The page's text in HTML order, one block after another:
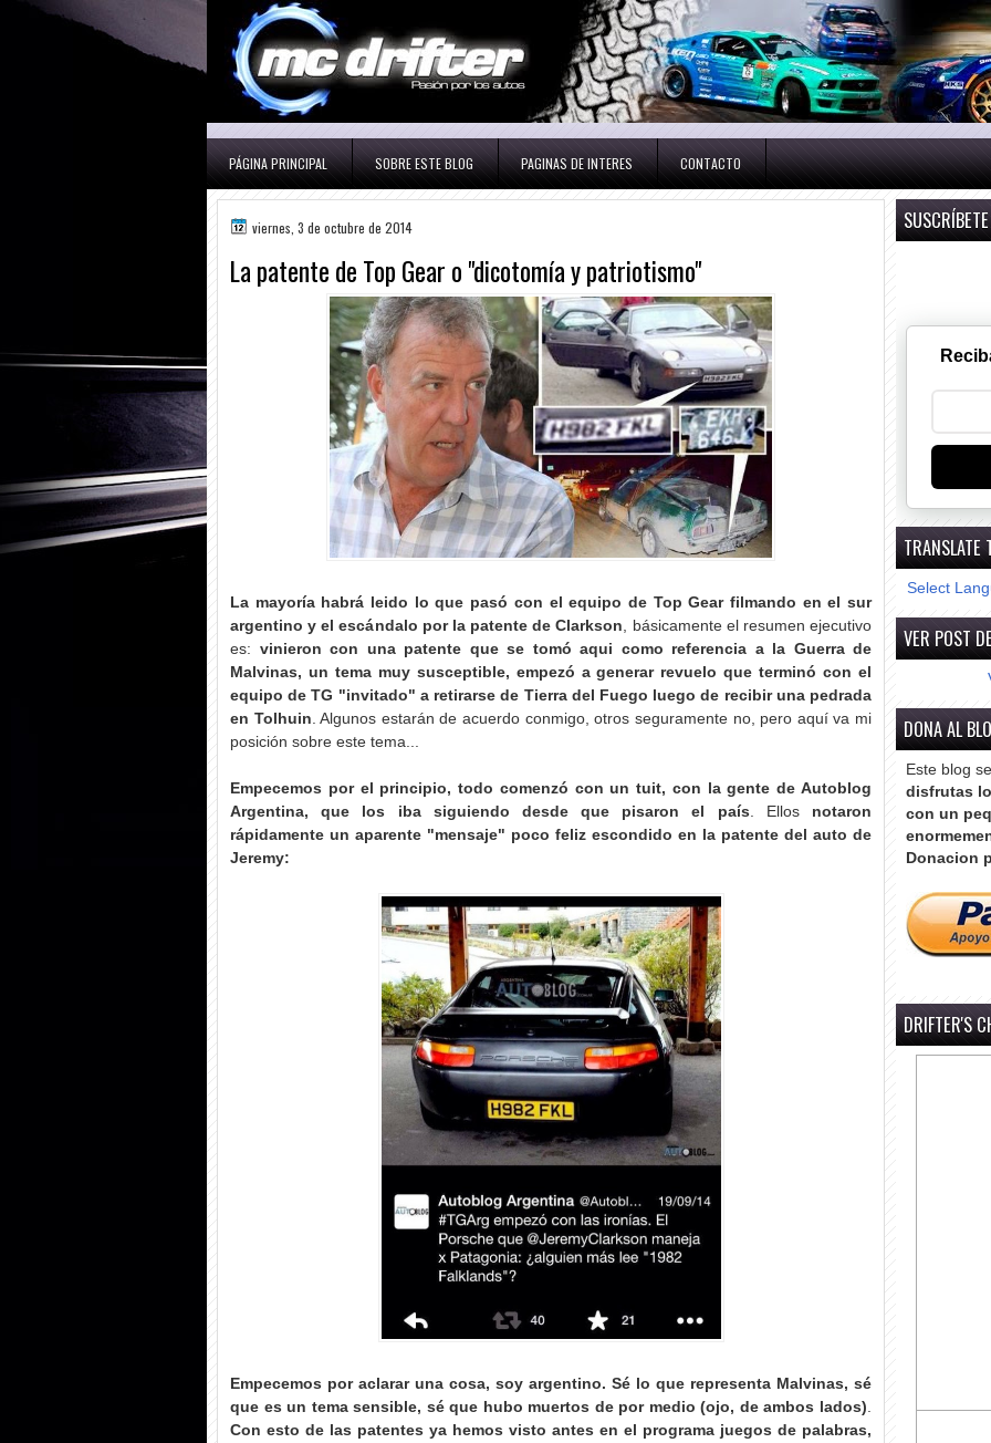
PÁGINA PRINCIPAL SOBRE ESTE BLOG PAGINAS DE INTERES CONTACTO
viernes, 3 de octubre de 2014
La patente de Top Gear o "dicotomía y patriotismo"
La mayoría habrá leido lo que pasó con el equipo de Top Gear filmando en el sur
argentino y el escándalo por la patente de Clarkson , básicamente el resumen ejecutivo
es: vinieron con una patente que se tomó aqui como referencia a la Guerra de
Malvinas, un tema muy susceptible, empezó a generar revuelo que terminó con el
equipo de TG "invitado" a retirarse de Tierra del Fuego luego de recibir una pedrada
en Tolhuin . Algunos estarán de acuerdo conmigo, otros seguramente no, pero aquí va mi
posición sobre este tema...
Empecemos por el principio, todo comenzó con un tuit, con la gente de Autoblog
Argentina, que los iba siguiendo desde que pisaron el país . Ellos notaron
rápidamente un aparente "mensaje" poco feliz escondido en la patente del auto de
Jeremy:
Empecemos por aclarar una cosa, soy argentino. Sé lo que representa Malvinas, sé
que es un tema sensible, sé que hubo muertos de por medio (ojo, de ambos lados)
Con esto de las patentes ya hemos visto antes en el programa juegos de palabras,
TRANSLATE
Select
VER POST
DONA AL
Este blog
disfrutas
con un
Donacion
DRIFTER'S